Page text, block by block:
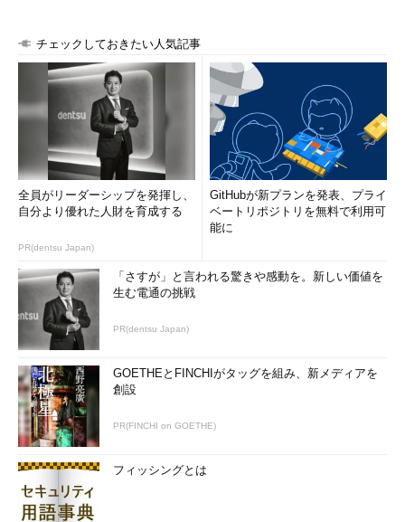
チェックしておきたい人気記事
全員がリーダーシップを発揮し、
自分より優れた人財を育成する
PR(dentsu Japan)
GitHubが新プランを発表、プライ
ベートリポジトリを無料で利用可
能に
「さすが」と言われる驚きや感動を。新しい価値を
生む電通の挑戦
PR(dentsu Japan)
GOETHEとFINCHIがタッグを組み、新メディアを
創設
PR(FINCHI on GOETHE)
フィッシングとは